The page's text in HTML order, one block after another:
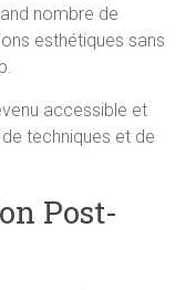
nombre de
esthétiques sans
accessible et
techniques et de
Post-